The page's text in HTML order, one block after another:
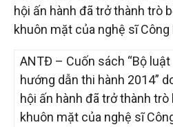
hữuhội ấn hành đã trở thành trò
khuôn mặt của nghệ sĩ Công
ANTĐ – Cuốn sách “Bộ
hướng dẫn thi hành 2014”
hội ấn hành đã trở thành
khuôn mặt của nghệ sĩ